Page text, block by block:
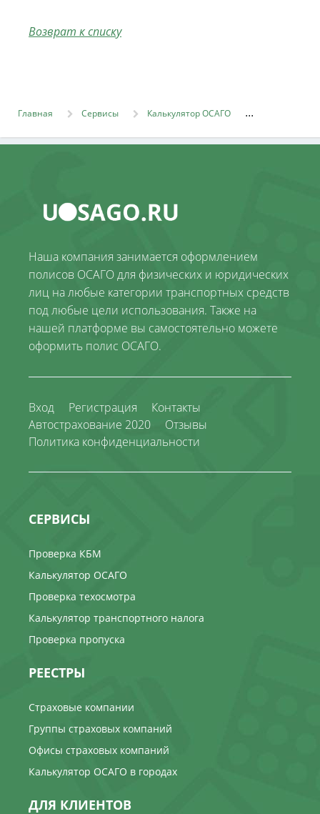
Возврат к списку
Главная Сервисы Калькулятор ОСАГО
Наша компания занимается оформлением
полисов ОСАГО для физических и юридических
лиц на любые категории транспортных средств
под любые цели использования. Также на
нашей платформе вы самостоятельно можете
оформить полис ОСАГО.
Вход Регистрация
Контакты
Автострахование 2020
Отзывы
Политика конфиденциальности
СЕРВИСЫ
Проверка КБМ
Калькулятор ОСАГО
Проверка техосмотра
Калькулятор транспортного налога
Проверка пропуска
РЕЕСТРЫ
Страховые компании
Группы страховых компаний
Офисы страховых компаний
Калькулятор ОСАГО в городах
ДЛЯ КЛИЕНТОВ